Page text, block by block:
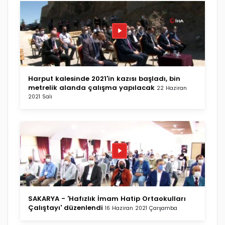
Harput kalesinde 2021'in kazısı başladı, bin
metrelik alanda çalışma yapılacak 22 Haziran
2021 Salı
SAKARYA - 'Hafızlık İmam Hatip Ortaokulları
Çalıştayı' düzenlendi 16 Haziran 2021 Çarşamba